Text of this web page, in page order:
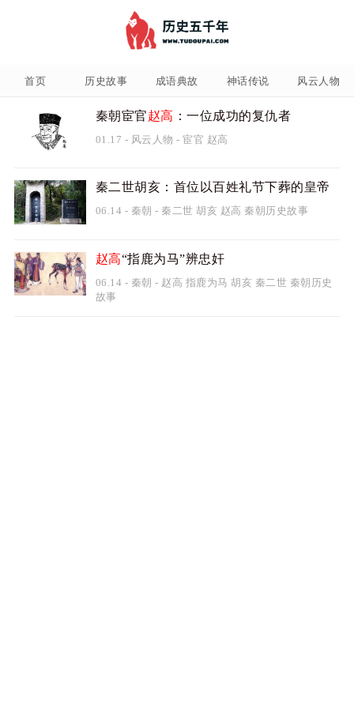
首页 历史故事 成语典故 神话传说 风云人物
秦朝宦官赵高 ：一位成功的复仇者
01.17 - 风云人物 -宦官 赵高
秦二世胡亥：首位以百姓礼节下葬的皇帝
06.14 - 秦朝 -秦二世 胡亥 赵高 秦朝历史故事
赵高“指鹿为马”辨忠奸
06.14 - 秦朝 - 赵高 指鹿为马 胡亥 秦二世 秦朝历史
故事